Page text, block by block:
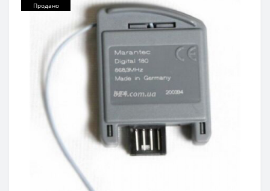
Продано